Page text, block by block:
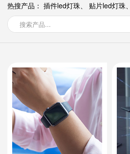
热搜产品： 插件led灯珠、 贴片led灯珠、